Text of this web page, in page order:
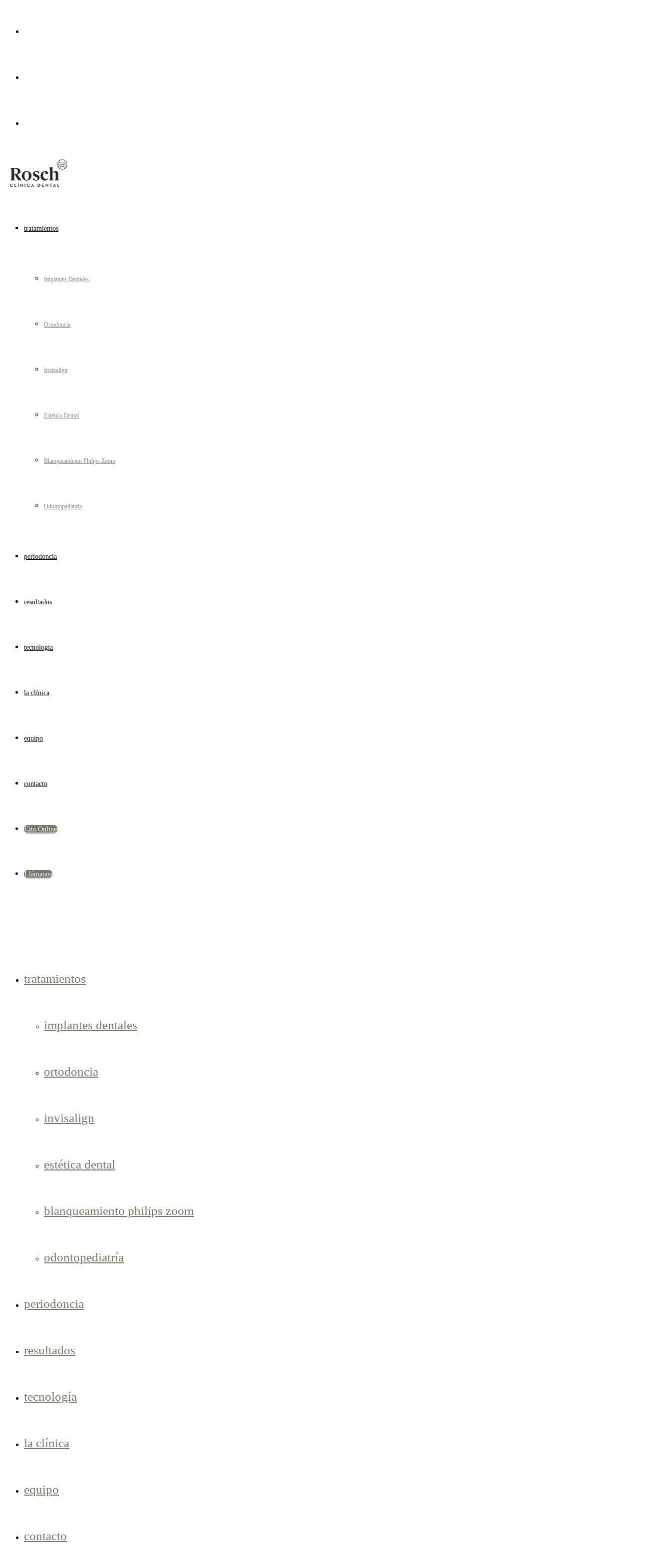
tratamientos
Implantes Dentales
Ortodoncia
Invisalign
Estética Dental
Blanqueamiento Philips Zoom
Odontopediatría
periodoncia
resultados
tecnología
la clínica
equipo
contacto
Cita Online
Llámanos
tratamientos
implantes dentales
ortodoncia
invisalign
estética dental
blanqueamiento philips zoom
odontopediatría
periodoncia
resultados
tecnología
la clínica
equipo
contacto